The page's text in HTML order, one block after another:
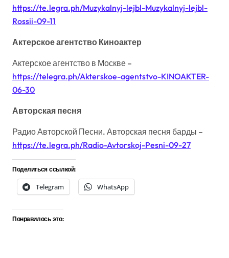
https://te.legra.ph/Muzykalnyj-lejbl-Muzykalnyj-lejbl-
Rossii-09-11
Актерское агентство Киноактер
Актерское агентство в Москве –
https://telegra.ph/Akterskoe-agentstvo-KINOAKTER-
06-30
Авторская песня
Радио Авторской Песни. Авторская песня барды –
https://te.legra.ph/Radio-Avtorskoj-Pesni-09-27
Поделиться ссылкой:
Telegram WhatsApp
Понравилось это: